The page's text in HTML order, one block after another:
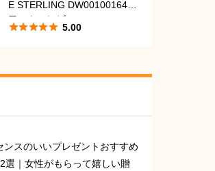
E STERLING DW00100164
口コミ・レビュー
 5.00
ンスのいいプレゼントおすすめ
選｜女性がもらって嬉しい贈